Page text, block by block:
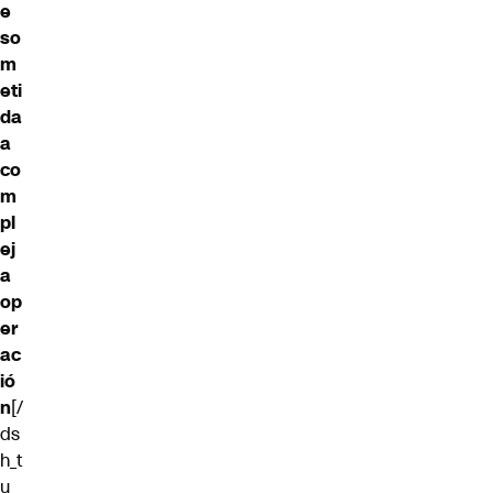
e
so
m
eti
da
a
co
m
pl
ej
a
op
er
ac
ió
n[/
ds
h_t
u